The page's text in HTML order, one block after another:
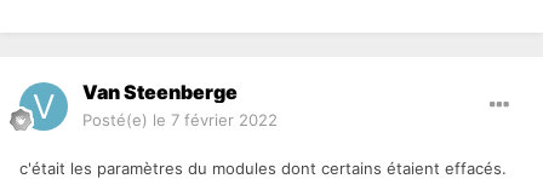
Van Steenberge
Posté(e) le 7 février 2022
c'était les paramètres du modules dont certains étaient effacés.